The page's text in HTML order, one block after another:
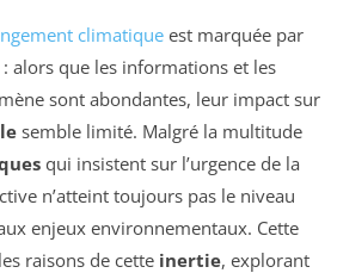
climatique est marquée par
alors que les informations et les
sont abondantes, leur impact sur
semble limité. Malgré la multitude
qui insistent sur l’urgence de la
n’atteint toujours pas le niveau
enjeux environnementaux. Cette
raisons de cette inertie, explorant